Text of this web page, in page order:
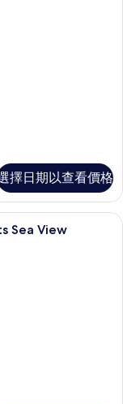
擇日期以查看價格
Sea View